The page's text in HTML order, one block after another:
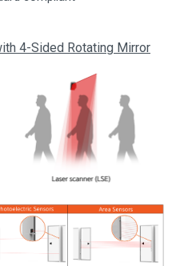
4-Sided Rotating Mirror